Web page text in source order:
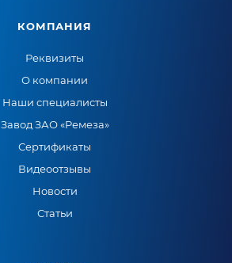
КОМПАНИЯ
Реквизиты
О компании
Наши специалисты
Завод ЗАО «Ремеза»
Сертификаты
Видеоотзывы
Новости
Статьи